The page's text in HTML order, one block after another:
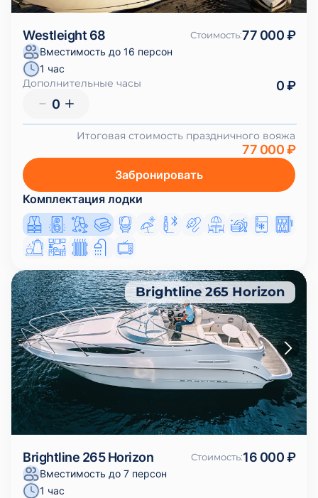
Westleight 68 Стоимость:77 000 ₽
Вместимость до 16 персон
1 час
Дополнительные часы
0
0 ₽
Итоговая стоимость праздничного вояжа
77 000 ₽
Забронировать
Комплектация лодки
Brightline 265 Horizon
Brightline 265 Horizon Стоимость:16 000 ₽
Вместимость до 7 персон
1 час